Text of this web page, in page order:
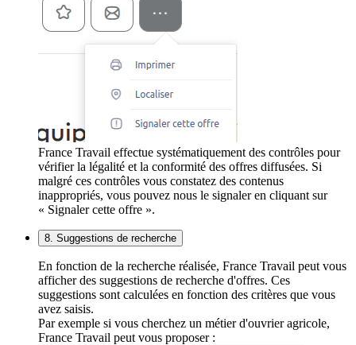
France Travail effectue systématiquement des contrôles pour
vérifier la légalité et la conformité des offres diffusées. Si
malgré ces contrôles vous constatez des contenus
inappropriés, vous pouvez nous le signaler en cliquant sur
« Signaler cette offre ».
8. Suggestions de recherche
En fonction de la recherche réalisée, France Travail peut vous
afficher des suggestions de recherche d'offres. Ces
suggestions sont calculées en fonction des critères que vous
avez saisis.
Par exemple si vous cherchez un métier d'ouvrier agricole,
France Travail peut vous proposer :